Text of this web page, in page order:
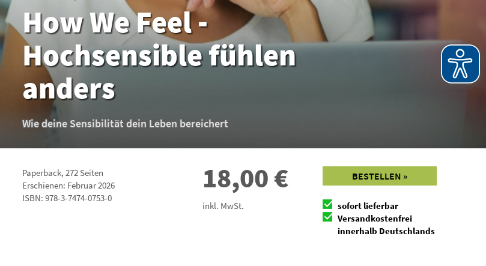
How We Feel -
Hochsensible fühlen
anders
Wie deine Sensibilität dein Leben bereichert
Paperback, 272 Seiten
Erschienen: Februar 2026
ISBN: 978-3-7474-0753-0
18,00€
inkl. MwSt.
BESTELLEN »
sofort lieferbar
Versandkostenfrei
innerhalb Deutschlands